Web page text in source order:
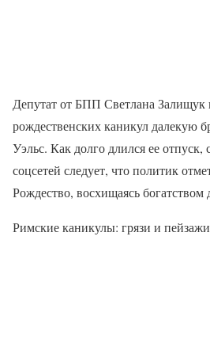
Депутат от БПП Светлана Залищук
рождественских каникул далекую
Уэльс. Как долго длился ее отпуск,
соцсетей следует, что политик
Рождество, восхищаясь
Римские каникулы: грязи и пейзажи